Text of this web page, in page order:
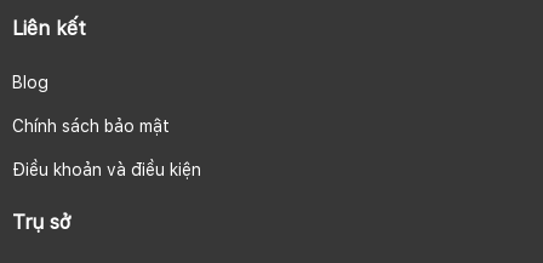
Liên kết
Blog
Chính sách bảo mật
Điều khoản và điều kiện
Trụ sở